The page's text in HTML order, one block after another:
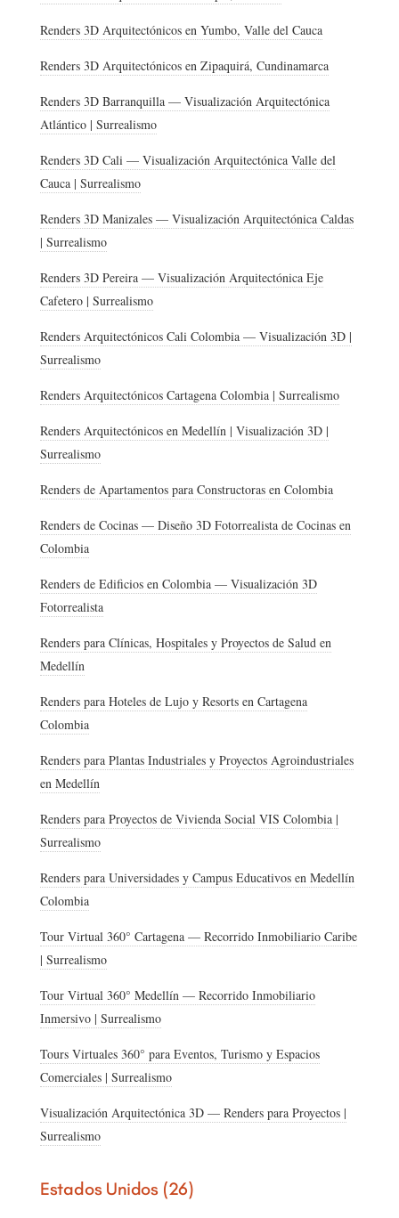
Renders 3D Arquitectónicos en Yumbo, Valle del Cauca
Renders 3D Arquitectónicos en Zipaquirá, Cundinamarca
Renders 3D Barranquilla — Visualización Arquitectónica
Atlántico | Surrealismo
Renders 3D Cali — Visualización Arquitectónica Valle del
Cauca | Surrealismo
Renders 3D Manizales — Visualización Arquitectónica Caldas
| Surrealismo
Renders 3D Pereira — Visualización Arquitectónica Eje
Cafetero | Surrealismo
Renders Arquitectónicos Cali Colombia — Visualización 3D |
Surrealismo
Renders Arquitectónicos Cartagena Colombia | Surrealismo
Renders Arquitectónicos en Medellín | Visualización 3D |
Surrealismo
Renders de Apartamentos para Constructoras en Colombia
Renders de Cocinas — Diseño 3D Fotorrealista de Cocinas en
Colombia
Renders de Edificios en Colombia — Visualización 3D
Fotorrealista
Renders para Clínicas, Hospitales y Proyectos de Salud en
Medellín
Renders para Hoteles de Lujo y Resorts en Cartagena
Colombia
Renders para Plantas Industriales y Proyectos Agroindustriales
en Medellín
Renders para Proyectos de Vivienda Social VIS Colombia |
Surrealismo
Renders para Universidades y Campus Educativos en Medellín
Colombia
Tour Virtual 360° Cartagena — Recorrido Inmobiliario Caribe
| Surrealismo
Tour Virtual 360° Medellín — Recorrido Inmobiliario
Inmersivo | Surrealismo
Tours Virtuales 360° para Eventos, Turismo y Espacios
Comerciales | Surrealismo
Visualización Arquitectónica 3D — Renders para Proyectos |
Surrealismo
Estados Unidos (26)